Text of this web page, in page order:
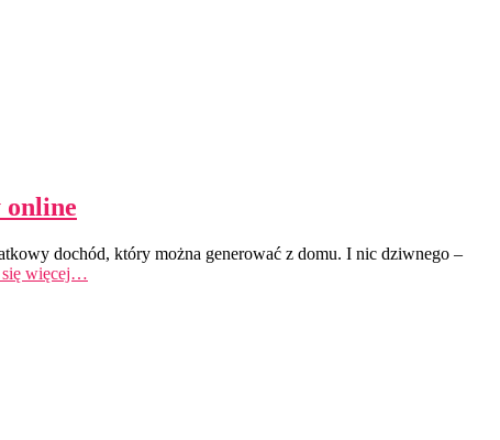
online
dochód, który można generować z domu. I nic dziwnego –
więcej…